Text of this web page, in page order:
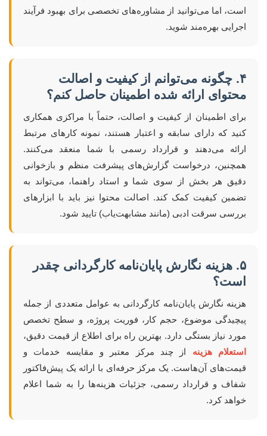
است، اما می‌توانید از مشاوره‌های تخصصی برای بهبود فرآیند
اجرایی بهره‌مند شوید.
۴. چگونه می‌توانم از کیفیت و اصالت
محتوای ارائه شده اطمینان حاصل کنم؟
برای اطمینان از کیفیت و اصالت، حتماً با مراکزی همکاری
کنید که دارای سابقه و اعتبار هستند، نمونه کارهای مرتبط
ارائه می‌دهند و قرارداد رسمی با شما منعقد می‌کنند.
همچنین، درخواست گزارش‌های پیشرفت منظم و بازخوانی
دقیق هر بخش از سوی شما و استاد راهنما، می‌تواند به
تضمین کیفیت کمک کند. اصالت محتوا نیز باید با ابزارهای
بررسی سرقت ادبی (مانند مشابهت‌یاب) تایید شود.
۵. هزینه نگارش پایان‌نامه کارگردانی چقدر
است؟
هزینه نگارش پایان‌نامه کارگردانی به عوامل متعددی از جمله
پیچیدگی موضوع، حجم کار، فوریت پروژه، و سطح تخصص
مورد نیاز بستگی دارد. بهترین راه برای اطلاع از قیمت دقیق،
استعلام هزینه از چند مرکز معتبر و مقایسه خدمات و
قیمت‌های آن‌هاست. یک مرکز حرفه‌ای با ارائه یک پیش‌فاکتور
شفاف و قرارداد رسمی، جزئیات هزینه‌ها را به شما اعلام
خواهد کرد.